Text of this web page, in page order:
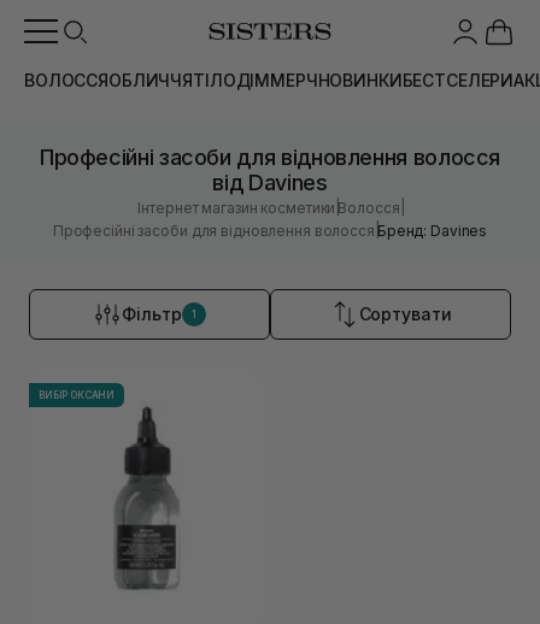
ВОЛОССЯОБЛИЧЧЯТІЛОДІММЕРЧНОВИНКИБЕСТСЕЛЕРИ
Професійні засоби для відновлення волосся
від Davines
Інтернет магазин косметики |Волосся
Професійні засоби для відновлення волосся |Бренд: Davines
Фільтр 1 Сортувати
ВИБІР ОКСАНИ